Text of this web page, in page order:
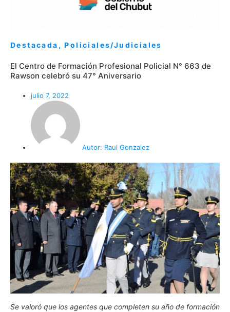
Destacada ,Policiales/Judiciales
El Centro de Formación Profesional Policial N° 663 de
Rawson celebró su 47° Aniversario
julio 7, 2022
Autor: Raul Gonzalez
Se valoró que los agentes que completen su año de formación